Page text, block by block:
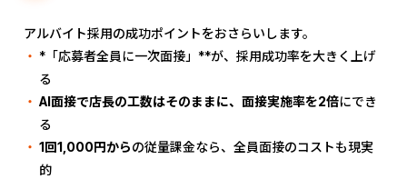
アルバイト採用の成功ポイントをおさらいします。
*「応募者全員に一次面接」**が、採用成功率を大きく上げ
る
AI面接で店長の工数はそのままに、面接実施率を2倍にでき
る
1回1,000円からの従量課金なら、全員面接のコストも現実
的